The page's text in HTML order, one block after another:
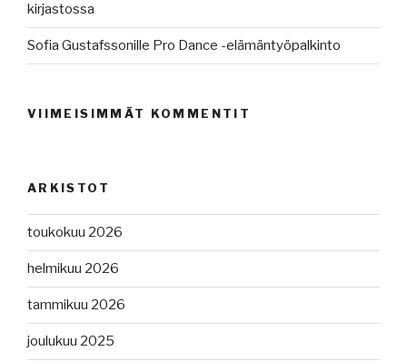
kirjastossa
Sofia Gustafssonille Pro Dance -elämäntyöpalkinto
VIIMEISIMMÄT KOMMENTIT
ARKISTOT
toukokuu 2026
helmikuu 2026
tammikuu 2026
joulukuu 2025